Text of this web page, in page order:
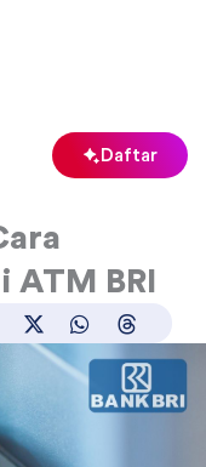
Daftar
ATM BRI